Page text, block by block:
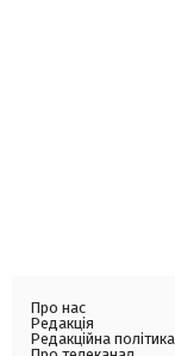
Про нас
Редакція
Редакційна політика